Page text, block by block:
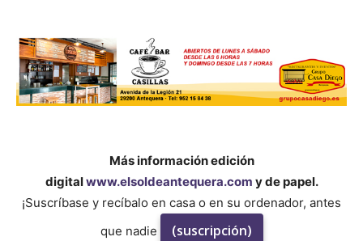
Más información edición
digitalwww.elsoldeantequera.com y de papel.
¡Suscríbase y recíbalo en casa o en su ordenador, antes
que nadie
(suscripción)